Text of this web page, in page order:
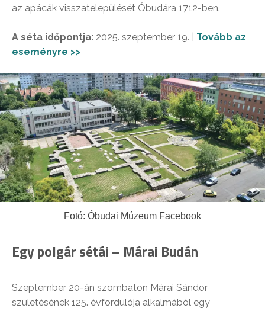
az apácák visszatelepülését Óbudára 1712-ben.
A séta időpontja: 2025. szeptember 19. | Tovább az
eseményre >>
Fotó: Óbudai Múzeum Facebook
Egy polgár sétái – Márai Budán
Szeptember 20-án szombaton Márai Sándor
születésének 125. évfordulója alkalmából egy